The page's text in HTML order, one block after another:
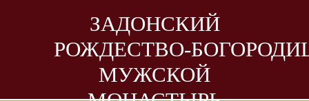
ЗАДОНСКИЙ
РОЖДЕСТВО-
МУЖСКОЙ